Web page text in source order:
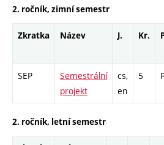
2. ročník, zimní semestr
Zkratka Název J. Kr.
SEP
Semestrální
projekt
cs,
en
5
2. ročník, letní semestr